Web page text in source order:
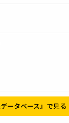
ータベース』で見る